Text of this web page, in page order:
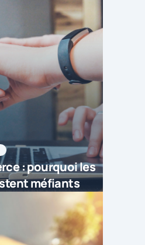
: pourquoi les
méfiants